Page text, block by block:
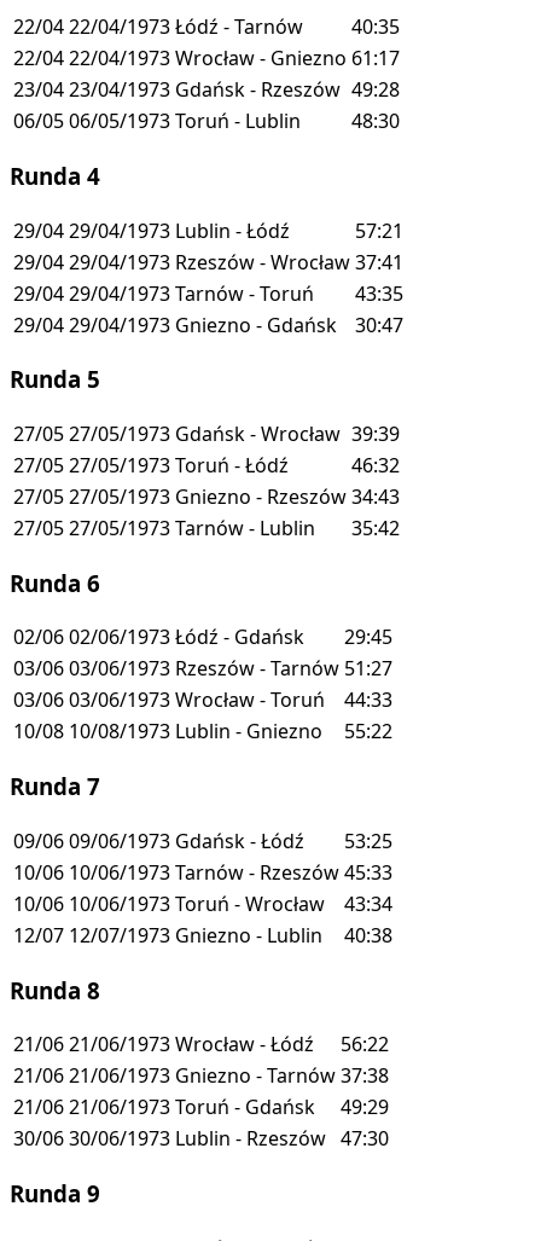
22/0422/04/1973Łódź - Tarnów
40:35
22/0422/04/1973Wrocław - Gniezno 61:17
23/0423/04/1973 Gdańsk - Rzeszów 49:28
06/0506/05/1973Toruń - Lublin 48:30
Runda 4
29/0429/04/1973 Lublin - Łódź
57:21
29/0429/04/1973 Rzeszów - Wrocław37:41
29/0429/04/1973Tarnów - Toruń
43:35
29/0429/04/1973 Gniezno - Gdańsk 30:47
Runda 5
27/0527/05/1973 Gdańsk - Wrocław 39:39
27/0527/05/1973Toruń - Łódź
46:32
27/0527/05/1973 Gniezno - Rzeszów34:43
27/0527/05/1973Tarnów - Lublin 35:42
Runda 6
02/0602/06/1973Łódź - Gdańsk
29:45
03/0603/06/1973 Rzeszów - Tarnów 51:27
03/0603/06/1973Wrocław - Toruń
44:33
10/08 10/08/1973 Lublin - Gniezno 55:22
Runda 7
09/0609/06/1973 Gdańsk - Łódź
53:25
10/06 10/06/1973Tarnów - Rzeszów45:33
10/06 10/06/1973Toruń - Wrocław
43:34
12/07 12/07/1973 Gniezno - Lublin 40:38
Runda 8
21/0621/06/1973Wrocław - Łódź
56:22
21/0621/06/1973 Gniezno - Tarnów37:38
21/0621/06/1973Toruń - Gdańsk
49:29
30/0630/06/1973 Lublin - Rzeszów 47:30
Runda 9